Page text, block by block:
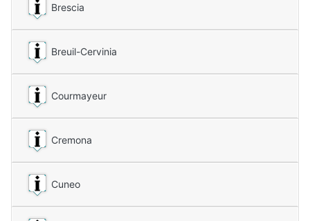
Brescia
Breuil-Cervinia
Courmayeur
Cremona
Cuneo